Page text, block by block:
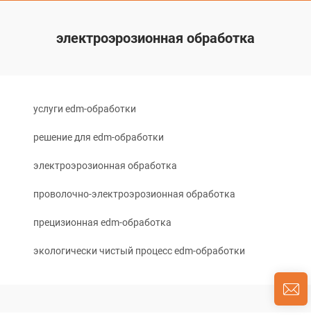
электроэрозионная обработка
услуги edm-обработки
решение для edm-обработки
электроэрозионная обработка
проволочно-электроэрозионная обработка
прецизионная edm-обработка
экологически чистый процесс edm-обработки